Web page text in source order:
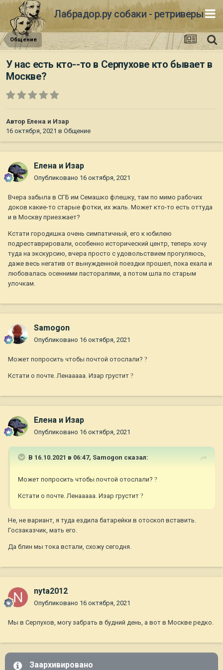
Лабрадор.ру собаки - ретриверы
Общение
У нас есть кто--то в Серпухове кто бывает в
Москве?
Автор Елена и Изар
16 октября, 2021 в Общение
Елена и Изар
Опубликовано 16 октября, 2021
Вчера забыла в СГБ им Семашко флешку, там по мимо рабочих
доков какие-то старые фотки, их жаль. Может кто-то есть оттуда
и в Москву приезжает?
Кстати городишка очень симпатичный, его к юбилею
подреставрировали, особенно исторический центр, теперь хочу
туда на экскурсию, вчера просто с удовольствием прогуляюсь,
даже весь негатив от вынужденной поездки прошел, пока ехала и
любовалась осенними пасторалями, а потом шла по старым
улочкам.
Samogon
Опубликовано 16 октября, 2021
Может попросить чтобы почтой отослали? ?
Кстати о почте. Ленааааа. Изар грустит ?
Елена и Изар
Опубликовано 16 октября, 2021
В 16.10.2021 в 06:47, Samogon сказал:
Может попросить чтобы почтой отослали? ?
Кстати о почте. Ленааааа. Изар грустит ?
Не, не вариант, я туда ездила батарейки в отоскоп вставить.
Госзаказчик, мать его.
Да блин мы тока встали, схожу сегодня.
nyta2012
Опубликовано 16 октября, 2021
Мы в Серпухов, могу забрать в будний день, а вот в Москве редко.
Заархивировано